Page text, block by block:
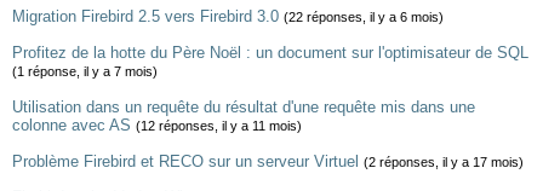
Migration Firebird 2.5 vers Firebird 3.0 (22 réponses, il y a 6 mois)
Profitez de la hotte du Père Noël : un document sur l'optimisateur de SQL
(1 réponse, il y a 7 mois)
Utilisation dans un requête du résultat d'une requête mis dans une
colonne avec AS (12 réponses, il y a 11 mois)
Problème Firebird et RECO sur un serveur Virtuel (2 réponses, il y a 17 mois)